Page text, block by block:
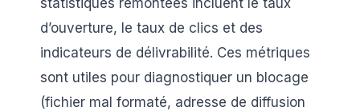
d’ouverture, le taux de clics et des
indicateurs de délivrabilité. Ces métriques
sont utiles pour diagnostiquer un blocage
(fichier mal formaté, adresse de diffusion